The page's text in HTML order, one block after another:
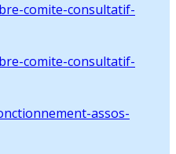
comite-consultatif-
comite-consultatif-
assos-